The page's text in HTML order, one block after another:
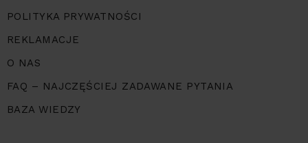
POLITYKA PRYWATNOŚCI
REKLAMACJE
O NAS
FAQ – NAJCZĘŚCIEJ ZADAWANE PYTANIA
BAZA WIEDZY